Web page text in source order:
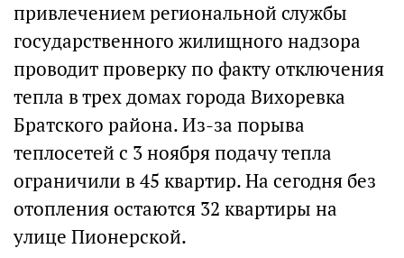
привлечением региональной службы
государственного жилищного надзора
проводит проверку по факту отключения
тепла в трех домах города Вихоревка
Братского района. Из-за порыва
теплосетей с 3 ноября подачу тепла
ограничили в 45 квартир. На сегодня без
отопления остаются 32 квартиры на
улице Пионерской.